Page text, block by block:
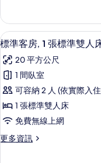
準
雙
人
床
和
1
張
沙
發
客
房,
1
標
準
雙
人
床
和
張
顯
示
標
準
客
房,
張
11
標準客房, 1 張標準雙人
20 平方公尺
1 間臥室
可容納 2 人 (依實際入
1 張標準雙人床
免費無線上網
更多資訊
更